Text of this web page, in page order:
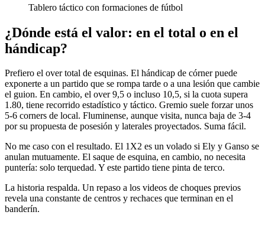
Tablero táctico con formaciones de fútbol
¿Dónde está el valor: en el total o en el
hándicap?
Prefiero el over total de esquinas. El hándicap de córner puede
exponerte a un partido que se rompa tarde o a una lesión que cambie
el guion. En cambio, el over 9,5 o incluso 10,5, si la cuota supera
1.80, tiene recorrido estadístico y táctico. Gremio suele forzar unos
5-6 corners de local. Fluminense, aunque visita, nunca baja de 3-4
por su propuesta de posesión y laterales proyectados. Suma fácil.
No me caso con el resultado. El 1X2 es un volado si Ely y Ganso se
anulan mutuamente. El saque de esquina, en cambio, no necesita
puntería: solo terquedad. Y este partido tiene pinta de terco.
La historia respalda. Un repaso a los videos de choques previos
revela una constante de centros y rechaces que terminan en el
banderín.